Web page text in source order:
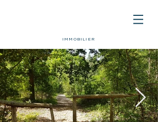
IMMOBILIER